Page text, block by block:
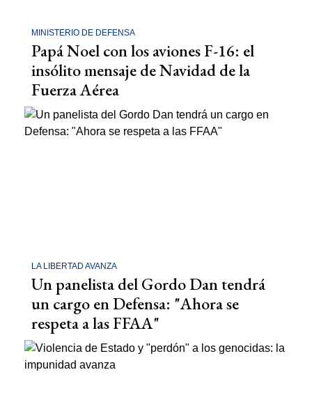
MINISTERIO DE DEFENSA
Papá Noel con los aviones F-16: el
insólito mensaje de Navidad de la
Fuerza Aérea
LA LIBERTAD AVANZA
Un panelista del Gordo Dan tendrá
un cargo en Defensa: "Ahora se
respeta a las FFAA"